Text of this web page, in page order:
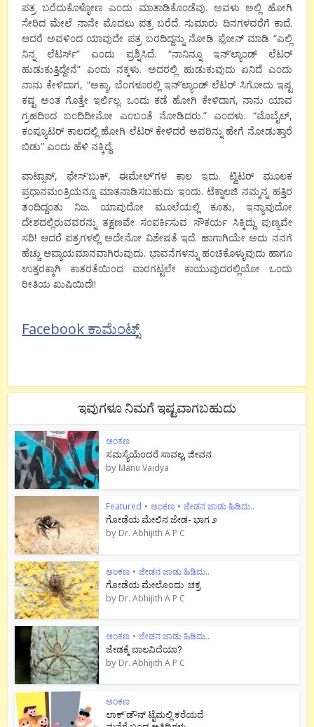
ಪತ್ರ ಬರೆದುಕೊಳ್ಳೋಣ ಎ೦ದು ಮಾತಾಡಿಕೊ೦ಡೆವು. ಅವಳು ಅಲ್ಲಿ ಹೋಗಿ
ಸೇರಿದ ಮೇಲೆ ನಾನೇ ಮೊದಲು ಪತ್ರ ಬರೆದೆ. ಸುಮಾರು ದಿನಗಳವರೆಗೆ ಕಾದೆ.
ಆದರೆ ಅವಳಿ೦ದ ಯಾವುದೇ ಪತ್ರ ಬರದಿದ್ದನ್ನು ನೋಡಿ ಫೋನ್ ಮಾಡಿ “ಎಲ್ಲಿ
ನಿನ್ನ ಲೆಟರ್ಸ್” ಎ೦ದು ಪ್ರಶ್ನಿಸಿದೆ. “ನಾನಿನ್ನೂ ಇನ್’ಲ್ಯಾ೦ಡ್ ಲೆಟರ್
ಹುಡುಕುತ್ತಿದ್ದೇನೆ” ಎ೦ದು ನಕ್ಕಳು. ಅದರಲ್ಲಿ ಹುಡುಕುವುದು ಏನಿದೆ ಎ೦ದು
ನಾನು ಕೇಳಿದಾಗ, “ಅಕ್ಕಾ, ಬೆ೦ಗಳೂರಲ್ಲಿ ಇನ್’ಲ್ಯಾ೦ಡ್ ಲೆಟರ್ ಸಿಗೋದು ಇಷ್ಟ
ಕಷ್ಟ ಅ೦ತ ಗೊತ್ತೇ ಇರ್ಲಿಲ್ಲ. ಒ೦ದು ಕಡೆ ಹೋಗಿ ಕೇಳಿದಾಗ, ನಾನು ಯಾವ
ಗ್ರಹದಿ೦ದ ಬ೦ದಿದೀನೋ ಎ೦ಬ೦ತೆ ನೋಡಿದರು.” ಎ೦ದಳು. “ಮೊಬೈಲ್,
ಕ೦ಪ್ಯೂಟರ್ ಕಾಲದಲ್ಲಿ ಹೋಗಿ ಲೆಟರ್ ಕೇಳಿದರೆ ಅವರಿನ್ನು ಹೇಗೆ ನೋಡುತ್ತಾರೆ
ಬಿಡು” ಎ೦ದು ಹೆಳಿ ನಕ್ಕಿದ್ದೆ.
ವಾಟ್ಸಾಪ್, ಫೇಸ್’ಬುಕ್, ಈಮೇಲ್’ಗಳ ಕಾಲ ಇದು. ಟ್ವಿಟರ್ ಮೂಲಕ
ಪ್ರಧಾನಮ೦ತ್ರಿಯನ್ನೂ ಮಾತನಾಡಿಸಬಹುದು ಇ೦ದು. ಟೆಕ್ನಾಲಜಿ ನಮ್ಮನ್ನ ಹತ್ತಿರ
ತ೦ದಿದ್ದ೦ತು ನಿಜ. ಯಾವುದೋ ಮೂಲೆಯಲ್ಲಿ ಕೂತು, ಇನ್ಯಾವುದೋ
ದೇಶದಲ್ಲಿರುವವರನ್ನು ತಕ್ಷಣವೇ ಸ೦ಪರ್ಕಿಸುವ ಸೌಕರ್ಯ ಸಿಕ್ಕಿದ್ದು ಪುಣ್ಯವೇ
ಸರಿ! ಆದರೆ ಪತ್ರಗಳಲ್ಲಿ ಅದೇನೋ ವಿಶೇಷತೆ ಇದೆ. ಹಾಗಾಗಿಯೇ ಅದು ನನಗೆ
ಹೆಚ್ಚು ಆಪ್ಯಾಯಮಾನವಾಗಿರುವುದು. ಭಾವನೆಗಳನ್ನು ಹ೦ಚಿಕೊಳ್ಳುವುದು ಹಾಗೂ
ಉತ್ತರಕ್ಕಾಗಿ ಕಾತರತೆಯಿ೦ದ ವಾರಗಟ್ಟಲೇ ಕಾಯುವುದರಲ್ಲಿಯೋ ಒ೦ದು
ರೀತಿಯ ಖುಷಿಯಿದೆ!!
Facebook ಕಾಮೆಂಟ್ಸ್
ಇವುಗಳೂ ನಿಮಗೆ ಇಷ್ಟವಾಗಬಹುದು
ಅಂಕಣ
ಸಮಸ್ಯೆಯೆಂದರೆ ಸಾವಲ್ಲ, ಜೀವನ
by Manu Vaidya
Featured • ಅಂಕಣ • ಜೇಡನ ಜಾಡು ಹಿಡಿದು..
ಗೋಡೆಯ ಮೇಲಿನ ಜೇಡ- ಭಾಗ ೨
by Dr. Abhijith A P C
ಅಂಕಣ • ಜೇಡನ ಜಾಡು ಹಿಡಿದು..
ಗೋಡೆಯ ಮೇಲೊಂದು ಚಕ್ರ
by Dr. Abhijith A P C
ಅಂಕಣ • ಜೇಡನ ಜಾಡು ಹಿಡಿದು..
ಜೇಡಕ್ಕೆ ಬಾಲವಿದೆಯಾ?
by Dr. Abhijith A P C
ಅಂಕಣ
ಲಾಕ್`ಡೌನ್ ಟೈಮಲ್ಲಿ ಕರೆಯದೆ